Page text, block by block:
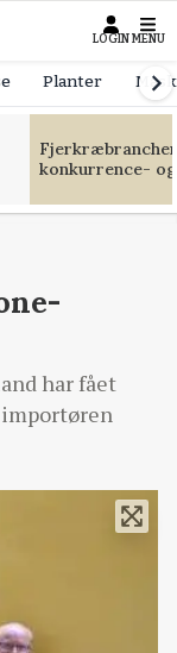
LOGIN MENU
Planter
konkurrence-
har fået